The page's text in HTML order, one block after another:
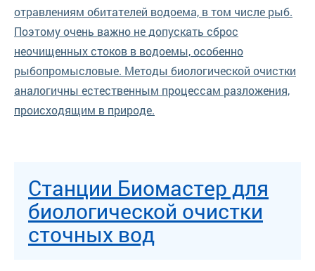
отравлениям обитателей водоема, в том числе рыб.
Поэтому очень важно не допускать сброс
неочищенных стоков в водоемы, особенно
рыбопромысловые. Методы биологической очистки
аналогичны естественным процессам разложения,
происходящим в природе.
Станции Биомастер для
биологической очистки
сточных вод